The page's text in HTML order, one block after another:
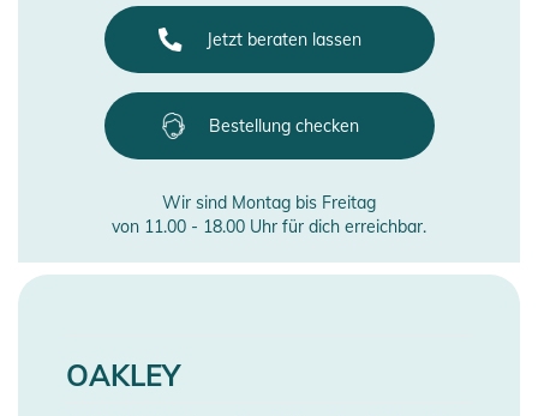
Jetzt beraten lassen
Bestellung checken
Wir sind Montag bis Freitag
von 11.00 - 18.00 Uhr für dich erreichbar.
OAKLEY